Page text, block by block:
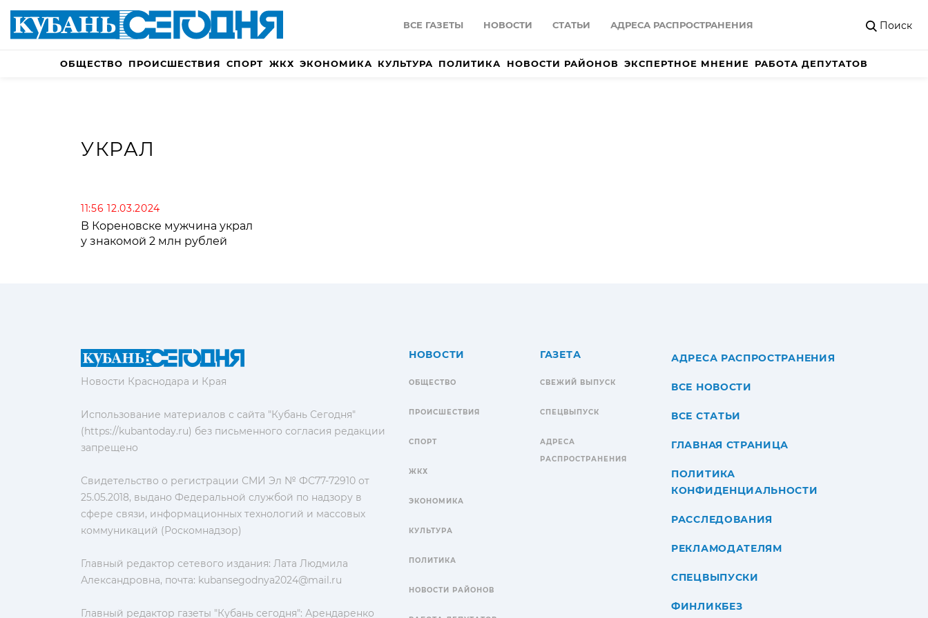
ВСЕ ГАЗЕТЫ НОВОСТИ СТАТЬИ АДРЕСА РАСПРОСТРАНЕНИЯ Поиск
ОБЩЕСТВО ПРОИСШЕСТВИЯ СПОРТ ЖКХ ЭКОНОМИКА КУЛЬТУРА ПОЛИТИКА НОВОСТИ РАЙОНОВ ЭКСПЕРТНОЕ МНЕНИЕ РАБОТА ДЕПУТАТОВ
УКРАЛ
11:56 12.03.2024
В Кореновске мужчина украл
у знакомой 2 млн рублей
Новости Краснодара и Края
Использование материалов с сайта "Кубань Сегодня"
(https://kubantoday.ru) без письменного согласия редакции
запрещено
Свидетельство о регистрации СМИ Эл № ФС77-72910 от
25.05.2018, выдано Федеральной службой по надзору в
сфере связи, информационных технологий и массовых
коммуникаций (Роскомнадзор)
Главный редактор сетевого издания: Лата Людмила
Александровна, почта: kubansegodnya2024@mail.ru
Главный редактор газеты "Кубань сегодня": Арендаренко
НОВОСТИ
ОБЩЕСТВО
ПРОИСШЕСТВИЯ
СПОРТ
ЖКХ
ЭКОНОМИКА
КУЛЬТУРА
ПОЛИТИКА
НОВОСТИ РАЙОНОВ
ГАЗЕТА
СВЕЖИЙ ВЫПУСК
СПЕЦВЫПУСК
АДРЕСА
РАСПРОСТРАНЕНИЯ
АДРЕСА РАСПРОСТРАНЕНИЯ
ВСЕ НОВОСТИ
ВСЕ СТАТЬИ
ГЛАВНАЯ СТРАНИЦА
ПОЛИТИКА
КОНФИДЕНЦИАЛЬНОСТИ
РАССЛЕДОВАНИЯ
РЕКЛАМОДАТЕЛЯМ
СПЕЦВЫПУСКИ
ФИНЛИКБЕЗ